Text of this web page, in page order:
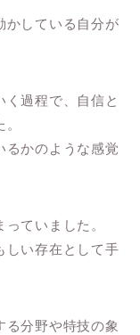
かしている自分が
過程で、自信と
るかのような感覚
ていました。
しい存在として手
る分野や特技の象